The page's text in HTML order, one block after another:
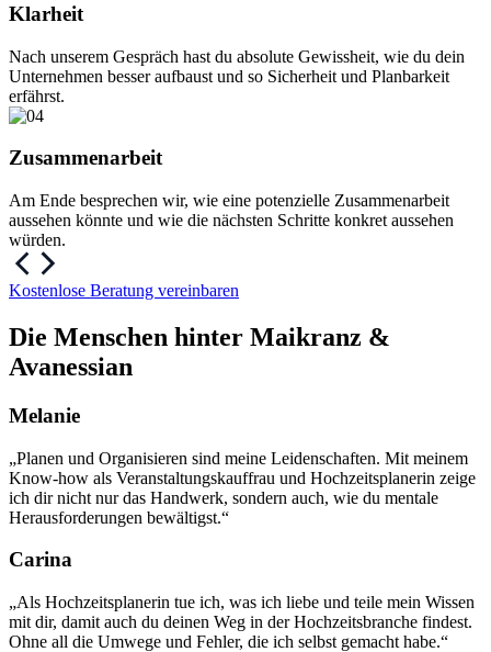
Klarheit
Nach unserem Gespräch hast du absolute Gewissheit, wie du dein
Unternehmen besser aufbaust und so Sicherheit und Planbarkeit
erfährst.
Zusammen­arbeit
Am Ende besprechen wir, wie eine potenzielle Zusammenarbeit
aussehen könnte und wie die nächsten Schritte konkret aussehen
würden.
Kostenlose Beratung vereinbaren
Die Menschen hinter Maikranz &
Avanessian
Melanie
„Planen und Organisieren sind meine Leidenschaften. Mit meinem
Know-how als Veranstaltungskauffrau und Hochzeitsplanerin zeige
ich dir nicht nur das Handwerk, sondern auch, wie du mentale
Herausforderungen bewältigst.“
Carina
„Als Hochzeitsplanerin tue ich, was ich liebe und teile mein Wissen
mit dir, damit auch du deinen Weg in der Hochzeitsbranche findest.
Ohne all die Umwege und Fehler, die ich selbst gemacht habe.“